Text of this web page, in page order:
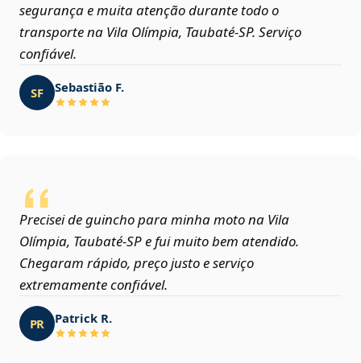
segurança e muita atenção durante todo o
transporte na Vila Olímpia, Taubaté‑SP. Serviço
confiável.
SF Sebastião F.
Precisei de guincho para minha moto na Vila
Olímpia, Taubaté‑SP e fui muito bem atendido.
Chegaram rápido, preço justo e serviço
extremamente confiável.
PR Patrick R.